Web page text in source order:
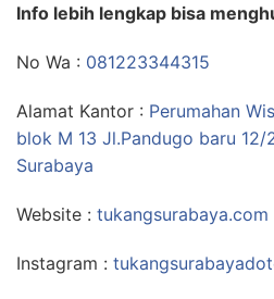
Info lebih lengkap bisa
No Wa : 081223344315
Alamat Kantor : Perumahan
blok M 13 Jl.Pandugo baru
Surabaya
Website : tukangsurabaya.com
Instagram :